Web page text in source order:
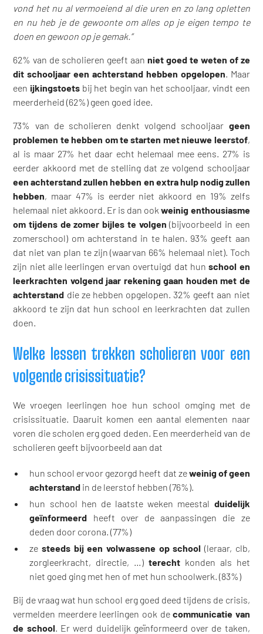
vond het nu al vermoeiend al die uren en zo lang opletten
en nu heb je de gewoonte om alles op je eigen tempo te
doen en gewoon op je gemak.”
62% van de scholieren geeft aan niet goed te weten of ze
dit schooljaar een achterstand hebben opgelopen . Maar
een ijkingstoetsbij het begin van het schooljaar, vindt een
meerderheid (62%) geen goed idee.
73% van de scholieren denkt volgend schooljaar geen
problemen te hebben om te starten met nieuwe leerstof,
al is maar 27% het daar echt helemaal mee eens. 27% is
eerder akkoord met de stelling dat ze volgend schooljaar
een achterstand zullen hebben en extra hulp nodig zullen
hebben, maar 47% is eerder niet akkoord en 19% zelfs
helemaal niet akkoord. Er is dan ookweinig enthousiasme
om tijdens de zomer bijles te volgen (bijvoorbeeld in een
zomerschool) om achterstand in te halen. 93% geeft aan
dat niet van plan te zijn (waarvan 66% helemaal niet). Toch
zijn niet alle leerlingen ervan overtuigd dat hunschool en
leerkrachten volgend jaar rekening gaan houden met de
achterstand die ze hebben opgelopen. 32% geeft aan niet
akkoord te zijn dat hun school en leerkrachten dat zullen
doen.
Welke lessen trekken scholieren voor een
volgende crisissituatie?
We vroegen leerlingen hoe hun school omging met de
crisissituatie. Daaruit komen een aantal elementen naar
voren die scholen erg goed deden. Een meerderheid van de
scholieren geeft bijvoorbeeld aan dat
hun school ervoor gezorgd heeft dat zeweinig of geen
achterstand in de leerstof hebben (76%).
hun school hen de laatste weken meestal duidelijk
geïnformeerd heeft over de aanpassingen die ze
deden door corona. (77%)
zesteeds bij een volwassene op school (leraar, clb,
zorgleerkracht, directie, …) terecht konden als het
niet goed ging met hen of met hun schoolwerk. (83%)
Bij de vraag wat hun school erg goed deed tijdens de crisis,
vermelden meerdere leerlingen ook decommunicatie van
de school . Er werd duidelijk geïnformeerd over de taken,